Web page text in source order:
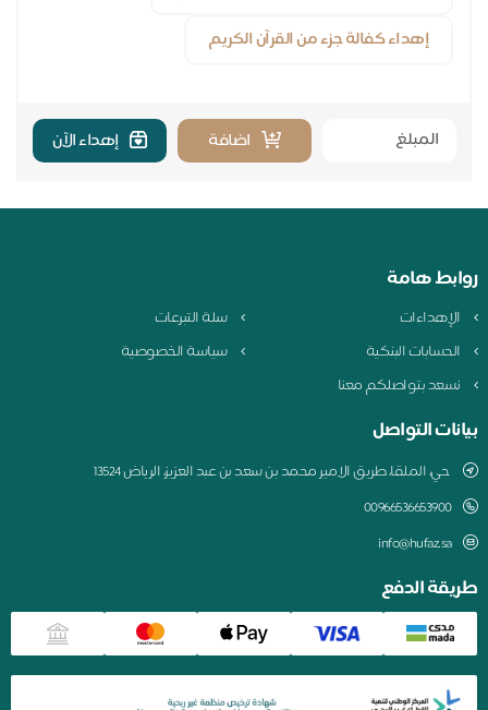
إهداء كفالة جزء من القرآن الكريم
اضافة إهداء الآن
روابط هامة
الإهداءات
سلة التبرعات
الحسابات البنكية
سياسة الخصوصية
نسعد بتواصلكم معنا
بيانات التواصل
حي، الملقا، طريق الامير محمد بن سعد بن عبد العزيز، الرياض 13524
00966536653900
info@hufaz.sa
طريقة الدفع